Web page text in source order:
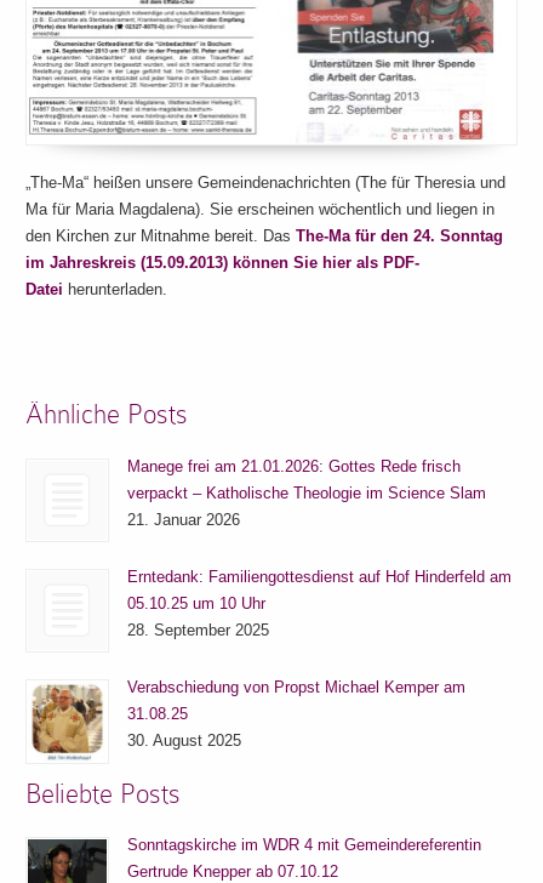
„The-Ma“ heißen unsere Gemeindenachrichten (The für Theresia und
Ma für Maria Magdalena). Sie erscheinen wöchentlich und liegen in
den Kirchen zur Mitnahme bereit. Das The-Ma für den 24. Sonntag
im Jahreskreis (15.09.2013) können Sie hier als PDF-
Datei herunterladen.
Ähnliche Posts
Manege frei am 21.01.2026: Gottes Rede frisch
verpackt – Katholische Theologie im Science Slam
21. Januar 2026
Erntedank: Familiengottesdienst auf Hof Hinderfeld am
05.10.25 um 10 Uhr
28. September 2025
Verabschiedung von Propst Michael Kemper am
31.08.25
30. August 2025
Beliebte Posts
Sonntagskirche im WDR 4 mit Gemeindereferentin
Gertrude Knepper ab 07.10.12